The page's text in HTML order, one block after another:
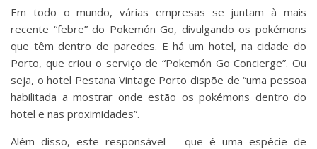
Em todo o mundo, várias empresas se juntam à mais
recente “febre” do Pokemón Go, divulgando os pokémons
que têm dentro de paredes. E há um hotel, na cidade do
Porto, que criou o serviço de “Pokemón Go Concierge”. Ou
seja, o hotel Pestana Vintage Porto dispõe de “uma pessoa
habilitada a mostrar onde estão os pokémons dentro do
hotel e nas proximidades”.
Além disso, este responsável – que é uma espécie de